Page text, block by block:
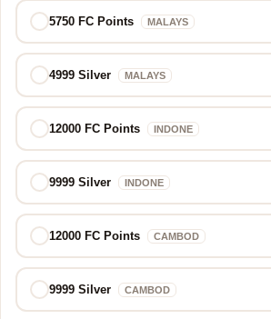
5750 FC Points MALAYS
4999 Silver MALAYS
12000 FC Points INDONE
9999 Silver INDONE
12000 FC Points CAMBOD
9999 Silver CAMBOD